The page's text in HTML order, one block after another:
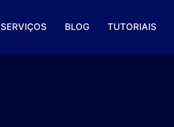
SERVIÇOS BLOG TUTORIAIS